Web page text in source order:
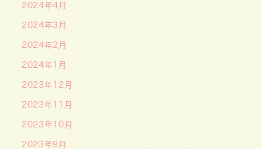
2024年4月
2024年3月
2024年2月
2024年1月
2023年12月
2023年11月
2023年10月
2023年9月